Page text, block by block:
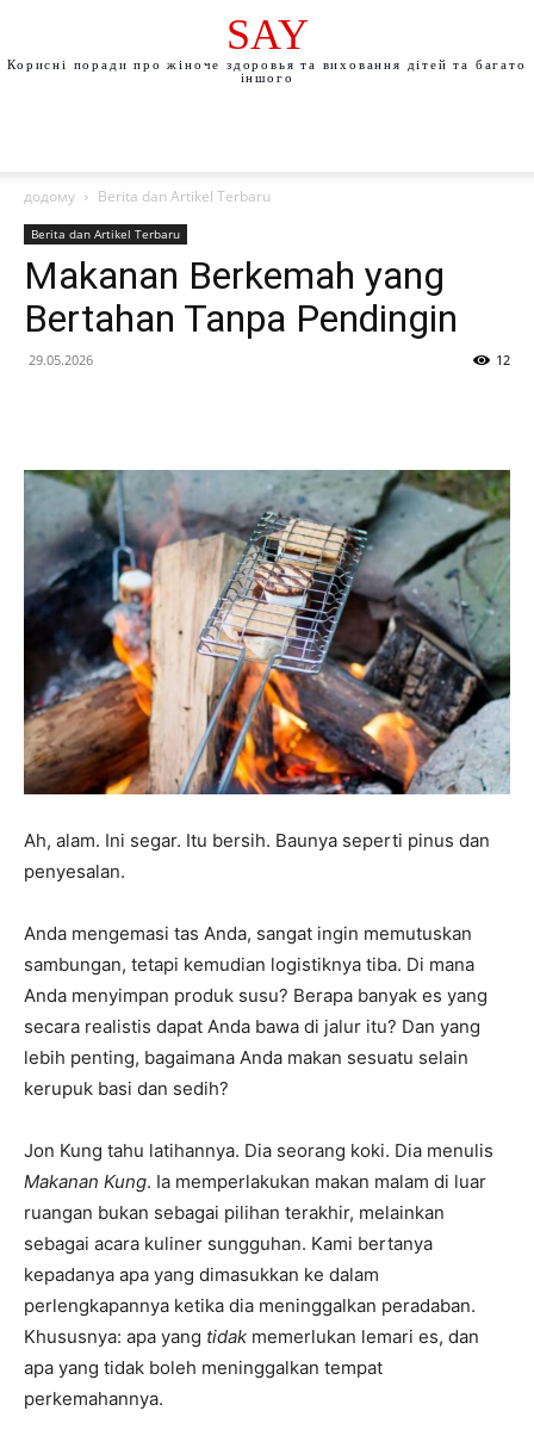
SAY
Корисні поради про жіноче здоровья та виховання дітей та багато
іншого
додому Berita dan Artikel Terbaru
Berita dan Artikel Terbaru
Makanan Berkemah yang
Bertahan Tanpa Pendingin
29.05.2026 12
Ah, alam. Ini segar. Itu bersih. Baunya seperti pinus dan
penyesalan.
Anda mengemasi tas Anda, sangat ingin memutuskan
sambungan, tetapi kemudian logistiknya tiba. Di mana
Anda menyimpan produk susu? Berapa banyak es yang
secara realistis dapat Anda bawa di jalur itu? Dan yang
lebih penting, bagaimana Anda makan sesuatu selain
kerupuk basi dan sedih?
Jon Kung tahu latihannya. Dia seorang koki. Dia menulis
Makanan Kung. Ia memperlakukan makan malam di luar
ruangan bukan sebagai pilihan terakhir, melainkan
sebagai acara kuliner sungguhan. Kami bertanya
kepadanya apa yang dimasukkan ke dalam
perlengkapannya ketika dia meninggalkan peradaban.
Khususnya: apa yang tidak memerlukan lemari es, dan
apa yang tidak boleh meninggalkan tempat
perkemahannya.